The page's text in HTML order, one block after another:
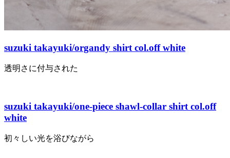
suzuki takayuki/organdy shirt col.off white
透明さに付与された
suzuki takayuki/one-piece shawl-collar shirt col.off
white
初々しい光を浴びながら